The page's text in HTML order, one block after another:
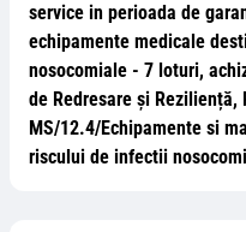
service in perioada de
echipamente medicale
nosocomiale - 7 loturi,
de Redresare și Reziliență,
MS/12.4/Echipamente si
riscului de infectii